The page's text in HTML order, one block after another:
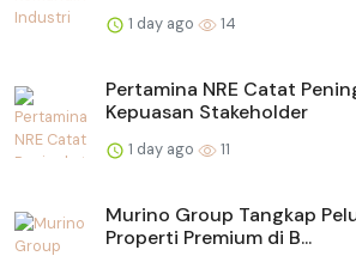
1 day ago 14
Pertamina NRE Catat
Kepuasan Stakeholder
1 day ago 11
Murino Group Tangkap
Properti Premium di B...